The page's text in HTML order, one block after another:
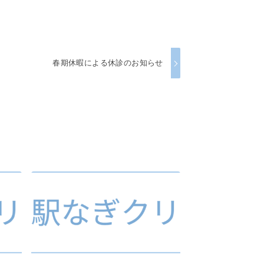
春期休暇による休診のお知らせ